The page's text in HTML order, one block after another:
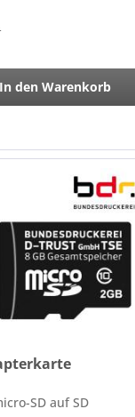
In den Warenkorb
SD auf SD